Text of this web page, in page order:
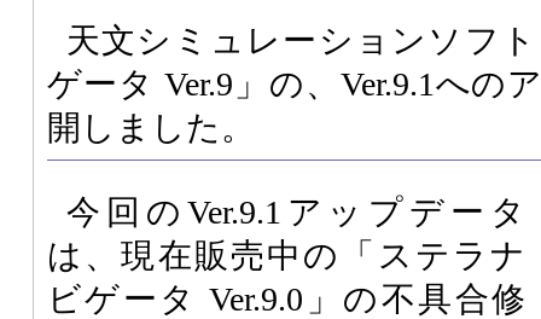
天文シミュレーションソフ
ゲータ Ver.9」の、Ver.9.1への
開しました。
今回のVer.9.1アップデータ
は、現在販売中の「ステラナ
ビゲータ Ver.9.0」の不具合修